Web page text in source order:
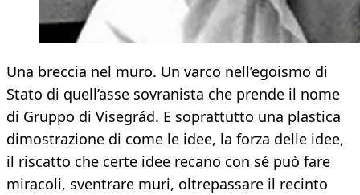
Una breccia nel muro. Un varco nell’egoismo di
Stato di quell’asse sovranista che prende il nome
di Gruppo di Visegrád. E soprattutto una plastica
dimostrazione di come le idee, la forza delle idee,
il riscatto che certe idee recano con sé può fare
miracoli, sventrare muri, oltrepassare il recinto